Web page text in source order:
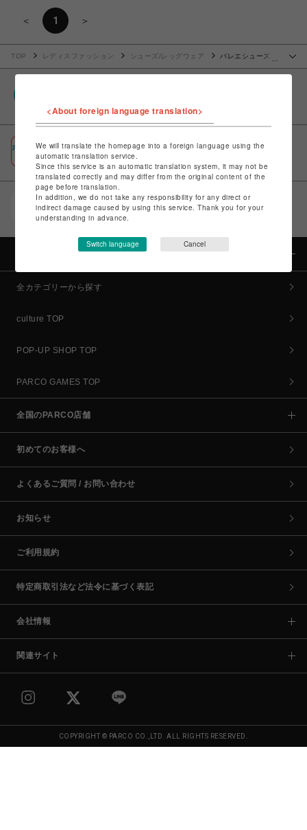
＜ 1 ＞
TOP レディスファッション シューズ/レッグウェア
バレエシューズ/
ポケパル払い
初回登録＆お買物で最大1,500円分のPARCOポイント進呈
POCKET PARCO（公式アプリ）
コイン＆クーポンでPARCOでのお買い物がオトクに
全カテゴリーから探す
culture TOP
POP-UP SHOP TOP
PARCO GAMES TOP
全国のPARCO店舗
初めてのお客様へ
よくあるご質問 / お問い合わせ
お知らせ
ご利用規約
特定商取引法など法令に基づく表記
会社情報
関連サイト
COPYRIGHT © PARCO CO.,LTD. ALL RIGHTS RESERVED.
<About foreign language translation>
We will translate the homepage into a foreign language using the
automatic translation service.
Since this service is an automatic translation system, it may not be
translated correctly and may differ from the original content of the
page before translation.
In addition, we do not take any responsibility for any direct or
indirect damage caused by using this service. Thank you for your
understanding in advance.
Switch language Cancel